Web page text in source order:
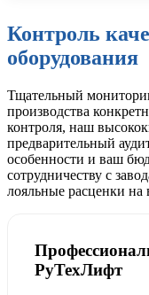
Контроль
оборудования
Тщательный
производства
контроля, наш
предварительный
особенности и ваш
сотрудничеству с
лояльные расценки на
РуТехЛифт